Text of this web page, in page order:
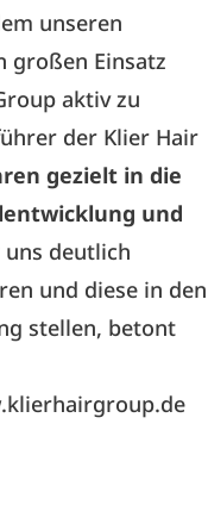
unseren
Einsatz
aktiv zu
der Klier Hair
gezielt in die
und
deutlich
und diese in den
stellen, betont